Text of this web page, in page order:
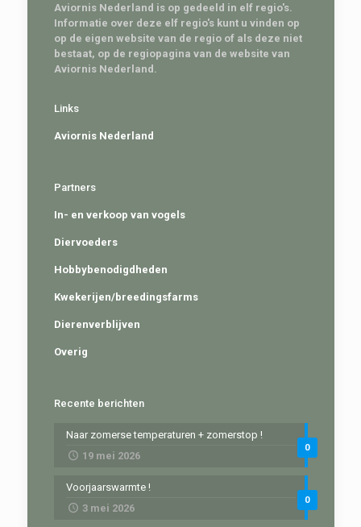
Aviornis Nederland is op gedeeld in elf regio's.
Informatie over deze elf regio's kunt u vinden op
op de eigen website van de regio of als deze niet
bestaat, op de regiopagina van de website van
Aviornis Nederland.
Links
Aviornis Nederland
Partners
In- en verkoop van vogels
Diervoeders
Hobbybenodigdheden
Kwekerijen/breedingsfarms
Dierenverblijven
Overig
Recente berichten
0
Naar zomerse temperaturen + zomerstop !
19 mei 2026
0
Voorjaarswarmte !
3 mei 2026